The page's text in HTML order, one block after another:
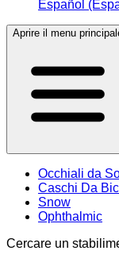
Español
Aprire il menu
Occhiali da
Caschi Da
Snow
Ophthalmic
Cercare un